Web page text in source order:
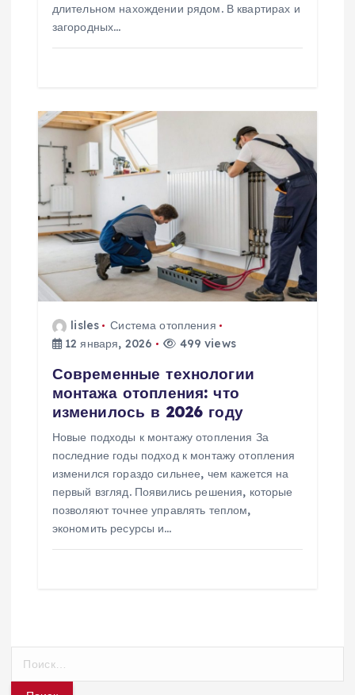
м
длительном нахождении рядом. В квартирах и
загородных…
lisles
Система отопления
12 января, 2026
499 views
Современные технологии
монтажа отопления: что
изменилось в 2026 году
Новые подходы к монтажу отопления За
последние годы подход к монтажу отопления
изменился гораздо сильнее, чем кажется на
первый взгляд. Появились решения, которые
позволяют точнее управлять теплом,
экономить ресурсы и…